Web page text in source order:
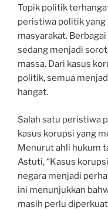
Topik politik
peristiwa politik
masyarakat.
sedang menjadi
massa. Dari kasus
politik, semua
hangat.
Salah satu peristiwa
kasus korupsi yang
Menurut ahli hukum
Astuti, “Kasus
negara menjadi
ini menunjukkan
masih perlu